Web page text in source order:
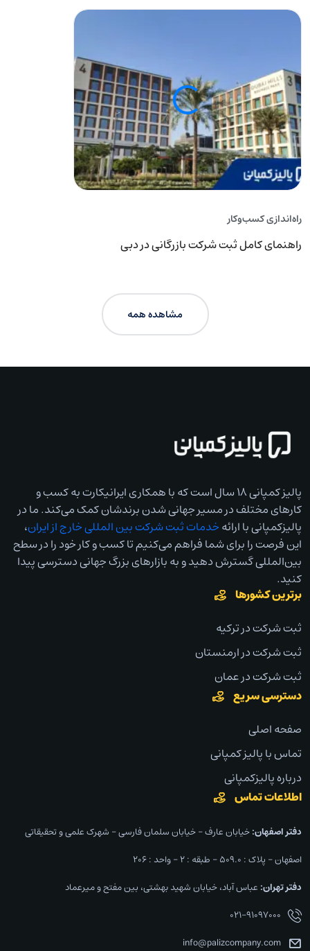
راه‌اندازی کسب‌و‌کار
راهنمای کامل ثبت شرکت بازرگانی در دبی
مشاهده همه
پالیز کمپانی ۱۸ سال است که با همکاری ایرانیکارت به کسب و
کارهای مختلف در مسیر جهانی شدن برندشان کمک می‌کند. ما در
پالیزکمپانی با ارائهخدمات ثبت شرکت بین المللی خارج از ایران،
این فرصت را برای شما فراهم می‌کنیم تا کسب و کار خود را در سطح
بین‌المللی گسترش دهید و به بازارهای بزرگ جهانی دسترسی پیدا
کنید.
برترین کشورها
ثبت شرکت در ترکیه
ثبت شرکت در ارمنستان
ثبت شرکت در عمان
دسترسی سریع
صفحه اصلی
تماس با پالیز کمپانی
درباره پالیزکمپانی
اطلاعات تماس
دفتر اصفهان:‌خیابان عارف – خیابان سلمان فارسی – شهرک علمی و تحقیقاتی
اصفهان – پلاک : ۵۰۹.۰ – طبقه : ۲ – واحد : ۲۰۶
دفتر تهران:‌ عباس آباد، خیابان شهید بهشتی، بین مفتح و میرعماد
۰۲۱-۹۱۰۹۷۰۰۰
info@palizcompany.com